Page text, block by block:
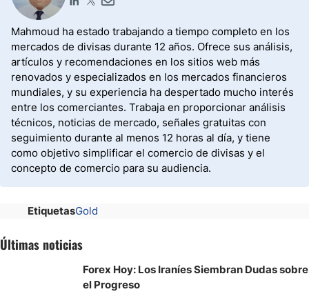
Mahmoud ha estado trabajando a tiempo completo en los
mercados de divisas durante 12 años. Ofrece sus análisis,
artículos y recomendaciones en los sitios web más
renovados y especializados en los mercados financieros
mundiales, y su experiencia ha despertado mucho interés
entre los comerciantes. Trabaja en proporcionar análisis
técnicos, noticias de mercado, señales gratuitas con
seguimiento durante al menos 12 horas al día, y tiene
como objetivo simplificar el comercio de divisas y el
concepto de comercio para su audiencia.
EtiquetasGold
Últimas noticias
Forex Hoy: Los Iraníes Siembran Dudas sobre
el Progreso